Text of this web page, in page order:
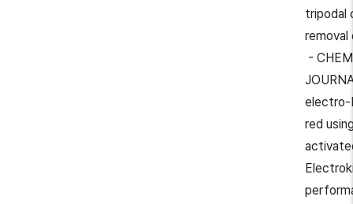
tripodal
removal
-
electro-
red